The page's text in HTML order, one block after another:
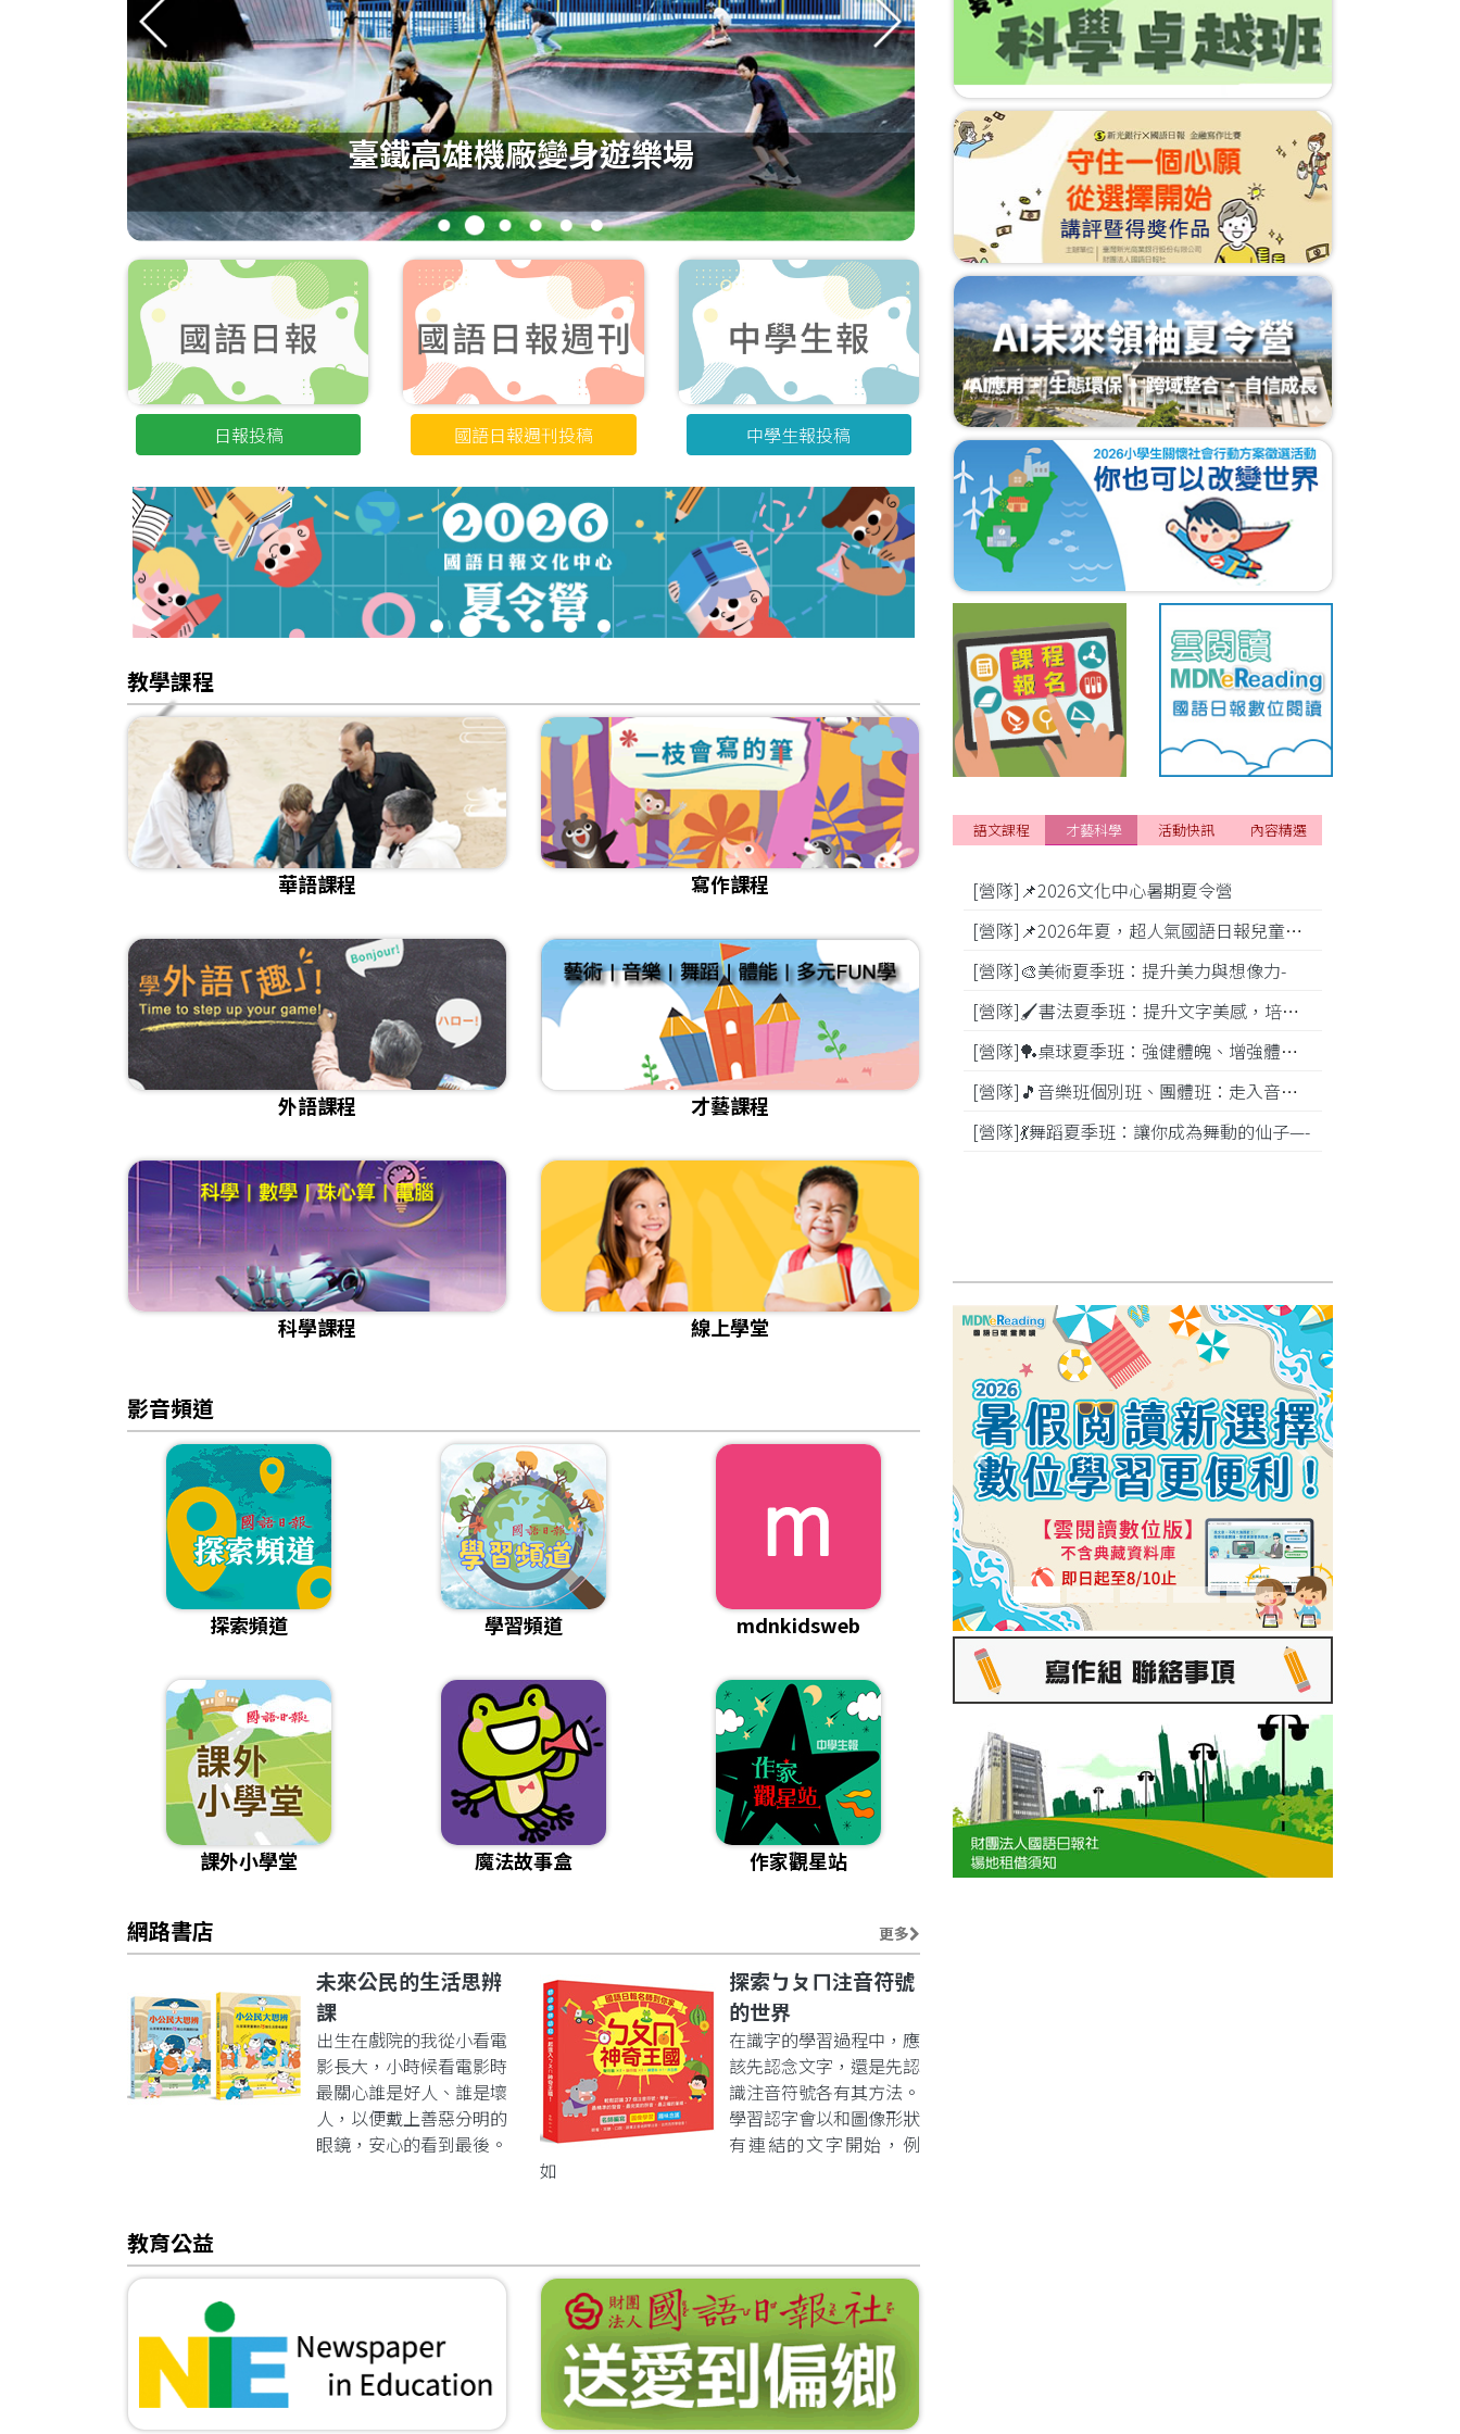
臺鐵高雄機廠變身遊樂場 元智學生訪弱勢家庭 改善
1 3 4 5 6
日報投稿 國語日報週刊投稿 中學生報投稿
1 3 4 5 6
教學課程
華語課程 寫作課程
外語課程 才藝課程
科學課程 線上學堂
影音頻道
探索頻道 學習頻道 mdnkidsweb
課外小學堂 魔法故事盒 作家觀星站
網路書店 更多
未來公民的生活思辨
課
出生在戲院的我從小看電
影長大，小時候看電影時
最關心誰是好人、誰是壞
人，以便戴上善惡分明的
眼鏡，安心的看到最後。
探索ㄅㄆㄇ注音符號
的世界
在識字的學習過程中，應
該先認念文字，還是先認
識注音符號各有其方法。
學習認字會以和圖像形狀
有連結的文字開始，例
如
教育公益
[課程]115年寫作秋季班招生
[課程]📌2026年夏季華語研習營 課程介紹
[課程]115年兒童正音班 招生
[課程]📌成人正音班 線上&實體課程
[營隊]📌2026文化中心暑期夏令營
[營隊]📌2026年夏，超人氣國語日報兒童商學院搶先報！
[營隊]🎨美術夏季班：提升美力與想像力-
[營隊]🖌️書法夏季班：提升文字美感，培養專注力—
[營隊]️🏓桌球夏季班：強健體魄、增強體能---
[營隊]🎵️音樂班個別班、團體班：走入音樂世界-
[營隊]💃舞蹈夏季班：讓你成為舞動的仙子—-
[比賽]🎤國語日報小主播報新聞比賽得獎名單及作品
[活動]2025『我是剪報高手』得獎作品賞析
[比賽]🖊️2025 新光銀行．金融寫作比賽講評暨得獎作品
[影音]《存下一個夢想 從零開始的理財旅程》
[活動]2025關愛親長 圖文徵選作品欣賞
語文課程 才藝科學 活動快訊 內容精選